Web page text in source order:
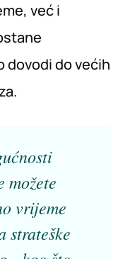
već i
dovodi do većih
možete
vrijeme
strateške